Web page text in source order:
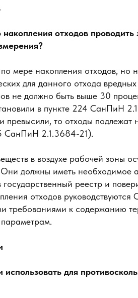
отходов
мере накопления отходов, но
для данного отхода вредных
не должно быть выше 30
в пункте 224 СанПиН
то отходы подлежат
СанПиН 2.1.3684-21).
в воздухе рабочей зоны
должны иметь необходимое
реестр и
отходов
требованиями к содержанию
для